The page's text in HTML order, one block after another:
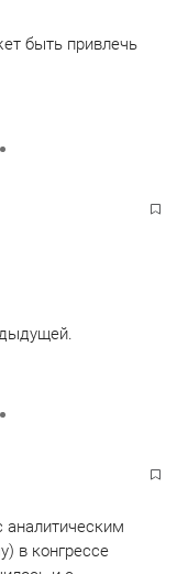
быть привлечь
в конгрессе